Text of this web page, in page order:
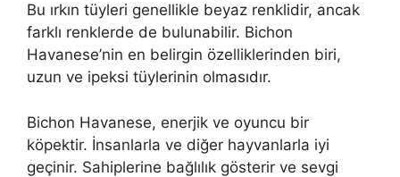
Bu ırkın tüyleri genellikle beyaz renklidir, ancak
farklı renklerde de bulunabilir. Bichon
Havanese’nin en belirgin özelliklerinden biri,
uzun ve ipeksi tüylerinin olmasıdır.
Bichon Havanese, enerjik ve oyuncu bir
köpektir. İnsanlarla ve diğer hayvanlarla iyi
geçinir. Sahiplerine bağlılık gösterir ve sevgi